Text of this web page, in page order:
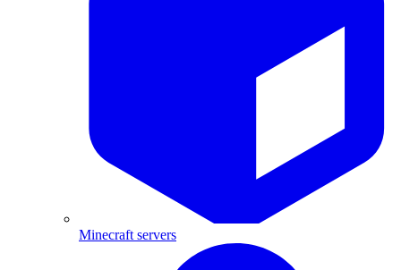
Minecraft servers